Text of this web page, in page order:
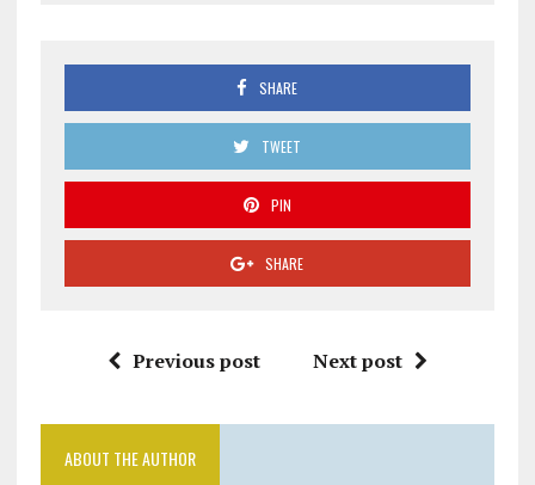
SHARE
TWEET
PIN
SHARE
Previous post Next post
ABOUT THE AUTHOR